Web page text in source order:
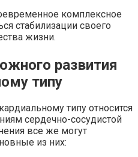
комплексное
стабилизации своего
жизни.
развития
типу
типу относится
сердечно-сосудистой
все же могут
из них: